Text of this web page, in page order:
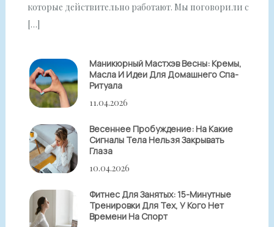
которые действительно работают. Мы поговорили с
[…]
Маникюрный Мастхэв Весны: Кремы,
Масла И Идеи Для Домашнего Спа-
Ритуала
11.04.2026
Весеннее Пробуждение: На Какие
Сигналы Тела Нельзя Закрывать
Глаза
10.04.2026
Фитнес Для Занятых: 15-Минутные
Тренировки Для Тех, У Кого Нет
Времени На Спорт